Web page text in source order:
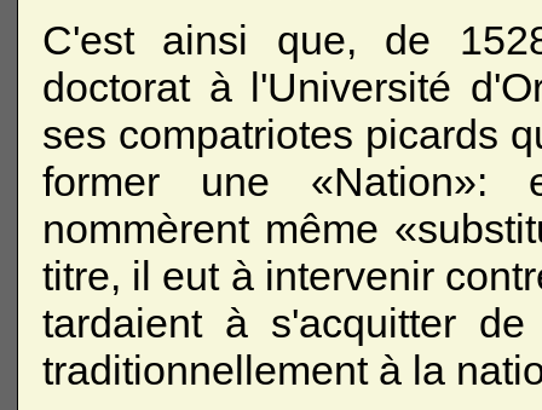
C'est ainsi que, de
doctorat à l'Université
ses compatriotes picards
former une «Nation»:
nommèrent même
titre, il eut à intervenir
tardaient à s'acquitter
traditionnellement à la